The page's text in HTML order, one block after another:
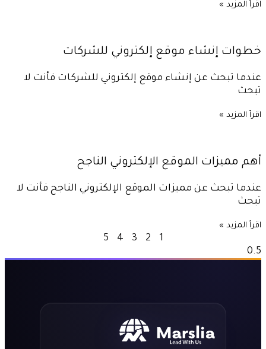
اقرأ المزيد »
خطوات إنشاء موقع إلكتروني للشركات
عندما تبحث عن إنشاء موقع إلكتروني للشركات فأنت لا
تبحث
اقرأ المزيد »
أهم مميزات الموقع الإلكتروني الناجح
عندما تبحث عن مميزات الموقع الإلكتروني الناجح فأنت لا
تبحث
اقرأ المزيد »
1
2
3
4
5